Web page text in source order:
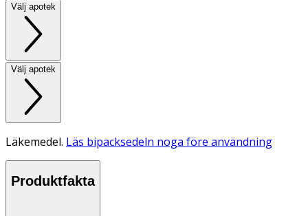
Välj apotek
Välj apotek
Läkemedel. Läs bipacksedeln noga före användning
Produktfakta